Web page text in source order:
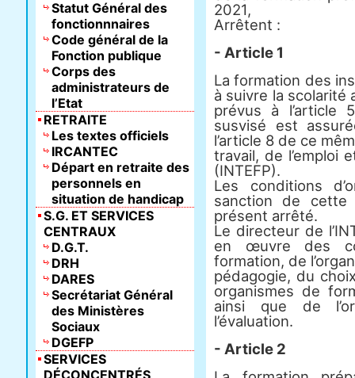
2021,
Arrêtent :
- Article 1
La formation des
à suivre la scolarité
prévus à
susvisé est
l’article 8 de ce
travail, de l’emploi
(INTEFP).
Les conditions
sanction de
présent arrêté.
Le directeur de
en œuvre des
formation, de
pédagogie, du
organismes de
ainsi que de
l’évaluation.
- Article 2
Statut Général des
fonctionnnaires
Code général de la
Fonction publique
Corps des
administrateurs de
l’Etat
RETRAITE
Les textes officiels
IRCANTEC
Départ en retraite des
personnels en
situation de handicap
S.G. ET SERVICES
CENTRAUX
D.G.T.
DRH
DARES
Secrétariat Général
des Ministères
Sociaux
DGEFP
SERVICES
DÉCONCENTRÉS